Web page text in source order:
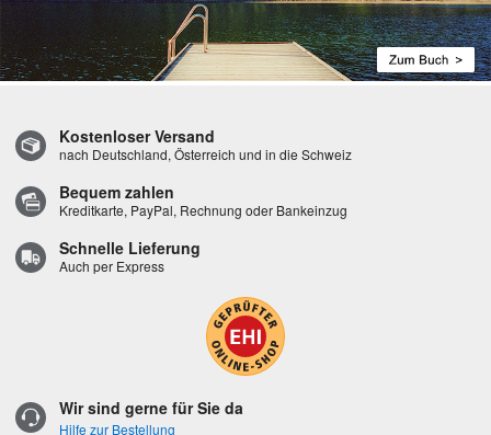
Kostenloser Versand
nach Deutschland, Österreich und in die Schweiz
Bequem zahlen
Kreditkarte, PayPal, Rechnung oder Bankeinzug
Schnelle Lieferung
Auch per Express
Wir sind gerne für Sie da
Hilfe zur Bestellung